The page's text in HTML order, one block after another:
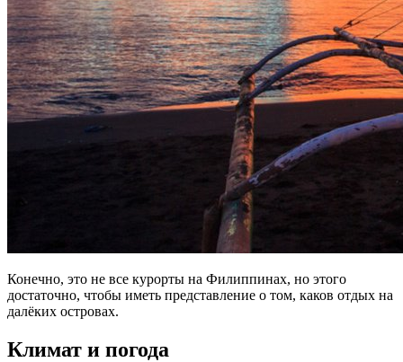
Конечно, это не все курорты на Филиппинах, но этого
достаточно, чтобы иметь представление о том, каков отдых на
далёких островах.
Климат и погода